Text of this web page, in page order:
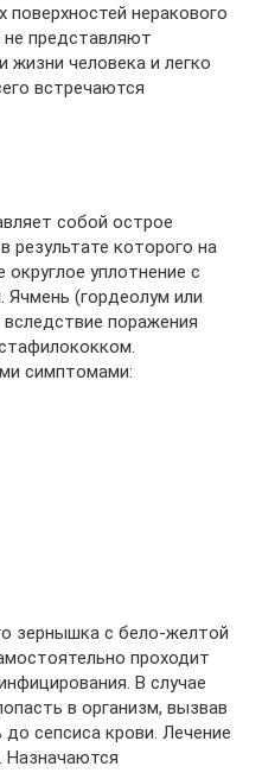
поверхностей неракового
не представляют
жизни человека и легко
встречаются
собой острое
результате которого на
округлое уплотнение с
(гордеолум или
поражения
симптомами:
зернышка с бело-желтой
проходит
В случае
в организм, вызвав
сепсиса крови. Лечение
Назначаются